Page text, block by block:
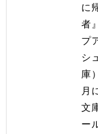
に
者
プ
シ
庫
月
文
ー